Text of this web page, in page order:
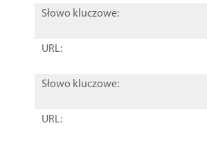
Słowo kluczowe:
URL:
Słowo kluczowe:
URL: